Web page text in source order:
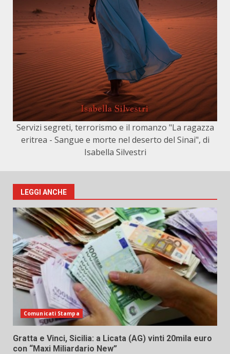
Servizi segreti, terrorismo e il romanzo "La ragazza
eritrea - Sangue e morte nel deserto del Sinai", di
Isabella Silvestri
LEGGI ANCHE
Comunicati Stampa
Gratta e Vinci, Sicilia: a Licata (AG) vinti 20mila euro
con “Maxi Miliardario New”